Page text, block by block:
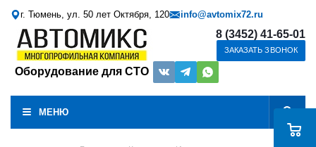
г. Тюмень, ул. 50 лет Октября, 120 info@avtomix72.ru
Оборудование для СТО
8 (3452) 41-65-01
ЗАКАЗАТЬ ЗВОНОК
МЕНЮ